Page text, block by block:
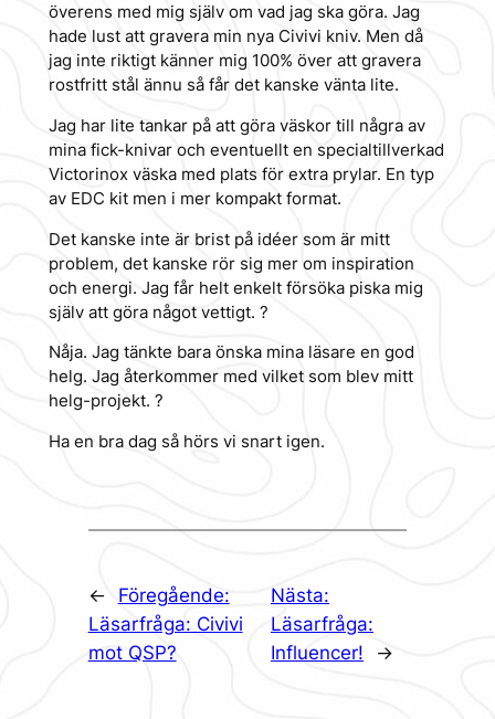
överens med mig själv om vad jag ska göra. Jag
hade lust att gravera min nya Civivi kniv. Men då
jag inte riktigt känner mig 100% över att gravera
rostfritt stål ännu så får det kanske vänta lite.
Jag har lite tankar på att göra väskor till några av
mina fick-knivar och eventuellt en specialtillverkad
Victorinox väska med plats för extra prylar. En typ
av EDC kit men i mer kompakt format.
Det kanske inte är brist på idéer som är mitt
problem, det kanske rör sig mer om inspiration
och energi. Jag får helt enkelt försöka piska mig
själv att göra något vettigt. ?
Nåja. Jag tänkte bara önska mina läsare en god
helg. Jag återkommer med vilket som blev mitt
helg-projekt. ?
Ha en bra dag så hörs vi snart igen.
←
Föregående:
Läsarfråga: Civivi
mot QSP?
Nästa:
Läsarfråga:
Influencer!
→